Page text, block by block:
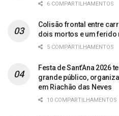
6 COMPARTILHAMENTOS
Colisão frontal entre
dois mortos e um ferido
5 COMPARTILHAMENTOS
Festa de Sant’Ana 2026
grande público,
em Riachão das Neves
10 COMPARTILHAMENTOS